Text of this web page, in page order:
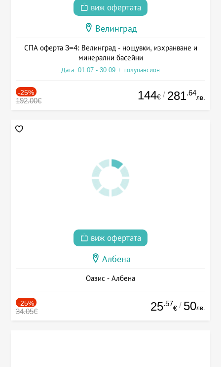
виж офертата
Велинград
СПА оферта 3=4: Велинград - нощувки, изхранване и
минерални басейни
Дата: 01.07 - 30.09 + полупансион
-25%
192.00€ 144€ / 281.64
лв.
виж офертата
Албена
Оазис - Албена
-25%
34.05€ 25.57
€ / 50лв.